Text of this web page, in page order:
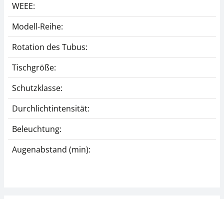
WEEE:
Modell-Reihe:
Rotation des Tubus:
Tischgröße:
Schutzklasse:
Durchlichtintensität:
Beleuchtung:
Augenabstand (min):